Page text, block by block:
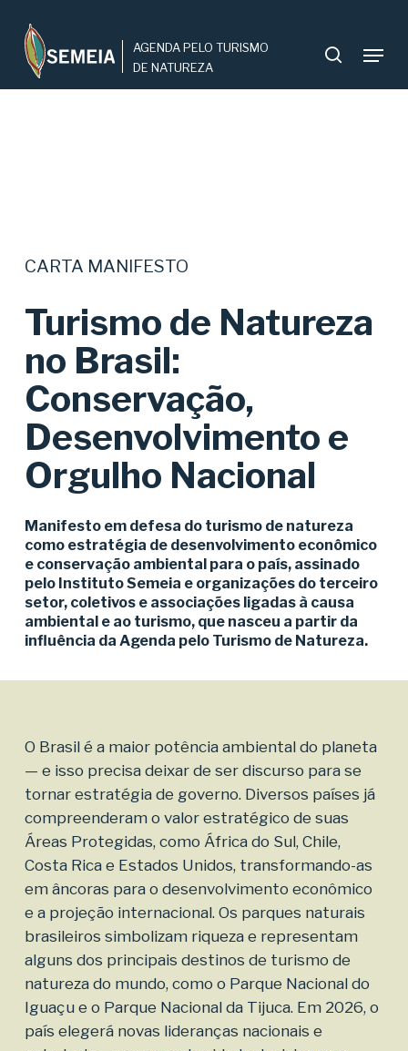
main
content
Menu
CARTA MANIFESTO
Turismo de Natureza
no Brasil:
Conservação,
Desenvolvimento e
Orgulho Nacional
Manifesto em defesa do turismo de natureza
como estratégia de desenvolvimento econômico
e conservação ambiental para o país, assinado
pelo Instituto Semeia e organizações do terceiro
setor, coletivos e associações ligadas à causa
ambiental e ao turismo, que nasceu a partir da
influência da Agenda pelo Turismo de Natureza.
O Brasil é a maior potência ambiental do planeta
— e isso precisa deixar de ser discurso para se
tornar estratégia de governo. Diversos países já
compreenderam o valor estratégico de suas
Áreas Protegidas, como África do Sul, Chile,
Costa Rica e Estados Unidos, transformando-as
em âncoras para o desenvolvimento econômico
e a projeção internacional. Os parques naturais
brasileiros simbolizam riqueza e representam
alguns dos principais destinos de turismo de
natureza do mundo, como o Parque Nacional do
Iguaçu e o Parque Nacional da Tijuca. Em 2026, o
país elegerá novas lideranças nacionais e